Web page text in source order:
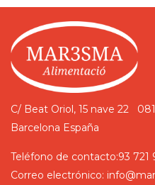
C/ Beat Oriol, 15 nave 22
Barcelona España
Teléfono de contacto:93 721
Correo electrónico: